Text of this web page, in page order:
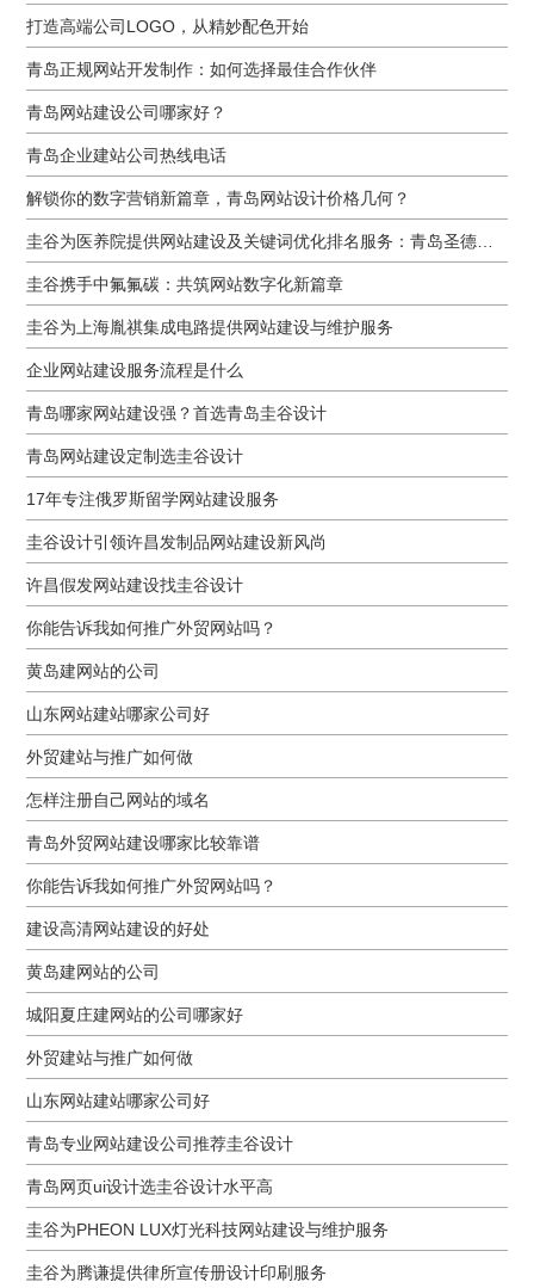
打造高端公司LOGO，从精妙配色开始
青岛正规网站开发制作：如何选择最佳合作伙伴
青岛网站建设公司哪家好？
青岛企业建站公司热线电话
解锁你的数字营销新篇章，青岛网站设计价格几何？
圭谷携手中氟氟碳：共筑网站数字化新篇章
圭谷为上海胤祺集成电路提供网站建设与维护服务
企业网站建设服务流程是什么
青岛哪家网站建设强？首选青岛圭谷设计
青岛网站建设定制选圭谷设计
17年专注俄罗斯留学网站建设服务
圭谷设计引领许昌发制品网站建设新风尚
许昌假发网站建设找圭谷设计
你能告诉我如何推广外贸网站吗？
黄岛建网站的公司
山东网站建站哪家公司好
外贸建站与推广如何做
怎样注册自己网站的域名
青岛外贸网站建设哪家比较靠谱
你能告诉我如何推广外贸网站吗？
建设高清网站建设的好处
黄岛建网站的公司
城阳夏庄建网站的公司哪家好
外贸建站与推广如何做
山东网站建站哪家公司好
青岛专业网站建设公司推荐圭谷设计
青岛网页ui设计选圭谷设计水平高
圭谷为PHEON LUX灯光科技网站建设与维护服务
圭谷为腾谦提供律所宣传册设计印刷服务